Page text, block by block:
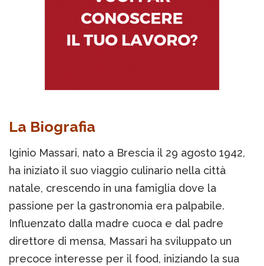
La Biografia
Iginio Massari, nato a Brescia il 29 agosto 1942,
ha iniziato il suo viaggio culinario nella città
natale, crescendo in una famiglia dove la
passione per la gastronomia era palpabile.
Influenzato dalla madre cuoca e dal padre
direttore di mensa, Massari ha sviluppato un
precoce interesse per il food, iniziando la sua